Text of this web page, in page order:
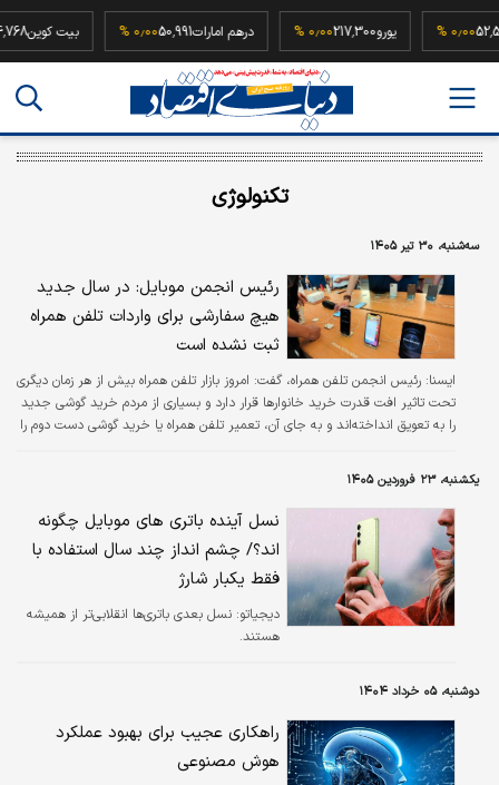
۰٫۰۰ % یورو217,300۰٫۰۰ % درهم امارات50,991۰٫۰۰ % بیت
تکنولوژی
سه‌شنبه، ۳۰ تیر ۱۴۰۵
رئیس انجمن موبایل: در سال جدید
هیچ سفارشی برای واردات تلفن همراه
ثبت نشده است
ایسنا: رئیس انجمن تلفن همراه، گفت: امروز بازار تلفن همراه بیش از هر زمان دیگری
تحت تاثیر افت قدرت خرید خانوارها قرار دارد و بسیاری از مردم خرید گوشی جدید
را به تعویق انداخته‌اند و به جای آن، تعمیر تلفن همراه یا خرید گوشی دست دوم را
یکشنبه، ۲۳ فروردین ۱۴۰۵
نسل آینده باتری های موبایل چگونه
اند؟/ چشم انداز چند سال استفاده با
فقط یکبار شارژ
دیجیاتو: نسل بعدی باتری‌ها انقلابی‌تر از همیشه
هستند.
دوشنبه، ۰۵ خرداد ۱۴۰۴
راهکاری عجیب برای بهبود عملکرد
هوش مصنوعی